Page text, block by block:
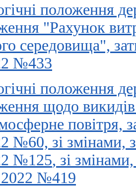
положення
"Рахунок
середовища",
№433
положення
щодо
повітря,
№60, зі змінами,
№125, зі
№419